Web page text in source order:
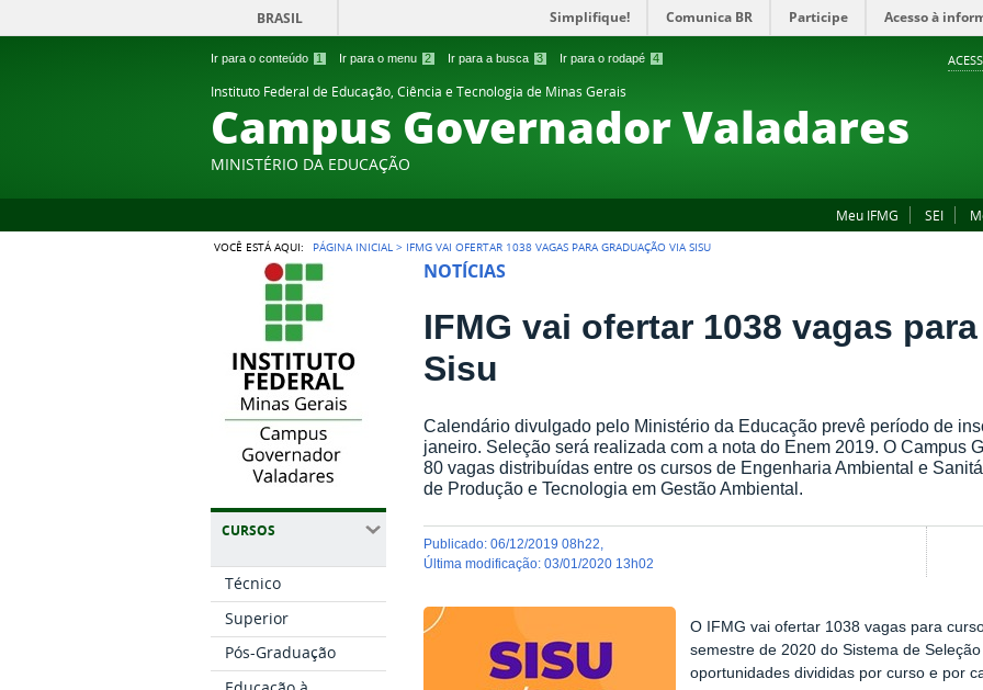
Ir para o conteúdo 1 Ir para o menu 2 Ir para a busca 3 Ir para o rodapé 4
BRASIL Simplifique! Comunica BR Participe Acesso à
Instituto Federal de Educação, Ciência e Tecnologia de Minas Gerais
Campus Governador Valadares
MINISTÉRIO DA EDUCAÇÃO
Meu IFMG SEI
VOCÊ ESTÁ AQUI: PÁGINA INICIAL > IFMG VAI OFERTAR 1038 VAGAS PARA GRADUAÇÃO VIA SISU
CURSOS
Técnico
Superior
Pós-Graduação
NOTÍCIAS
IFMG vai ofertar 1038 vagas
Sisu
Calendário divulgado pelo Ministério da Educação prevê período de
janeiro. Seleção será realizada com a nota do Enem 2019. O Campus
80 vagas distribuídas entre os cursos de Engenharia Ambiental e
de Produção e Tecnologia em Gestão Ambiental.
publicado:06/12/2019 08h22
última modificação:03/01/2020 13h02
O IFMG vai ofertar 1038 vagas para
semestre de 2020 do Sistema de
oportunidades divididas por curso e por